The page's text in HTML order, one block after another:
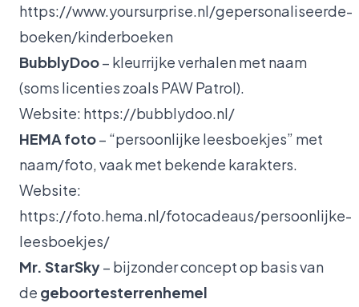
https://www.yoursurprise.nl/gepersonaliseerde-
boeken/kinderboeken
BubblyDoo– kleurrijke verhalen met naam
(soms licenties zoals PAW Patrol).
Website: https://bubblydoo.nl/
HEMA foto– “persoonlijke leesboekjes” met
naam/foto, vaak met bekende karakters.
Website:
https://foto.hema.nl/fotocadeaus/persoonlijke-
leesboekjes/
Mr. StarSky– bijzonder concept op basis van
de geboortesterrenhemel